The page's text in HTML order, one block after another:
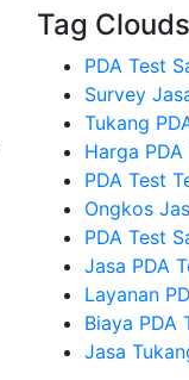
Tag Clouds
PDA Test
Survey
Tukang
Harga
PDA Test
Ongkos
PDA Test
Jasa PDA
Layanan
Biaya PDA
Jasa